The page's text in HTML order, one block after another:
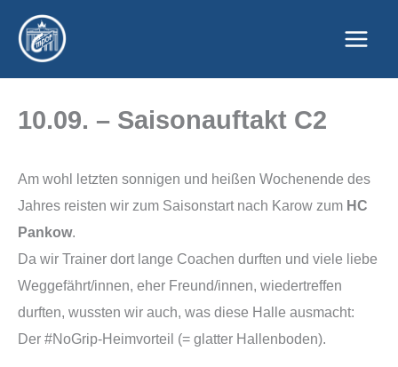
Inhalt
springen
10.09. – Saisonauftakt C2
Am wohl letzten sonnigen und heißen Wochenende des
Jahres reisten wir zum Saisonstart nach Karow zum HC
Pankow.
Da wir Trainer dort lange Coachen durften und viele liebe
Weggefährt/innen, eher Freund/innen, wiedertreffen
durften, wussten wir auch, was diese Halle ausmacht:
Der #NoGrip-Heimvorteil (= glatter Hallenboden).